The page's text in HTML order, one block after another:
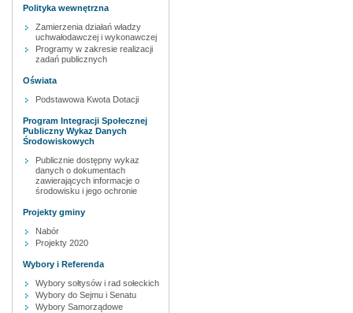
Polityka wewnętrzna
Zamierzenia działań władzy
uchwałodawczej i wykonawczej
Programy w zakresie realizacji
zadań publicznych
Oświata
Podstawowa Kwota Dotacji
Program Integracji Społecznej
Publiczny Wykaz Danych
Środowiskowych
Publicznie dostępny wykaz
danych o dokumentach
zawierających informacje o
środowisku i jego ochronie
Projekty gminy
Nabór
Projekty 2020
Wybory i Referenda
Wybory sołtysów i rad sołeckich
Wybory do Sejmu i Senatu
Wybory Samorządowe